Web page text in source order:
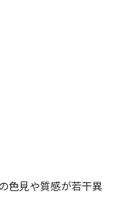
色見や質感が若干異